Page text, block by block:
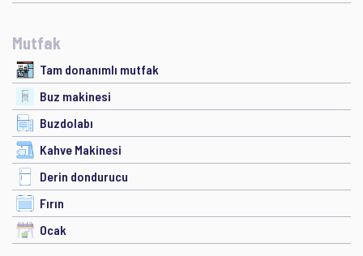
Mutfak
Tam donanımlı mutfak
Buz makinesi
Buzdolabı
Kahve Makinesi
Derin dondurucu
Fırın
Ocak